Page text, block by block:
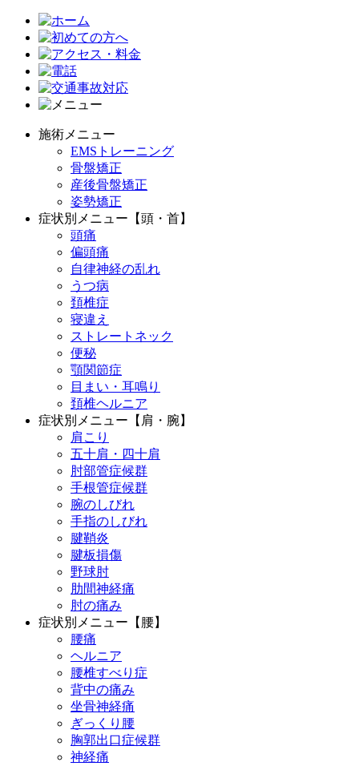
施術メニュー
EMSトレーニング
骨盤矯正
産後骨盤矯正
姿勢矯正
症状別メニュー【頭・首】
頭痛
偏頭痛
自律神経の乱れ
うつ病
頚椎症
寝違え
ストレートネック
便秘
顎関節症
目まい・耳鳴り
頚椎ヘルニア
症状別メニュー【肩・腕】
肩こり
五十肩・四十肩
肘部管症候群
手根管症候群
腕のしびれ
手指のしびれ
腱鞘炎
腱板損傷
野球肘
肋間神経痛
肘の痛み
症状別メニュー【腰】
腰痛
ヘルニア
腰椎すべり症
背中の痛み
坐骨神経痛
ぎっくり腰
胸郭出口症候群
神経痛